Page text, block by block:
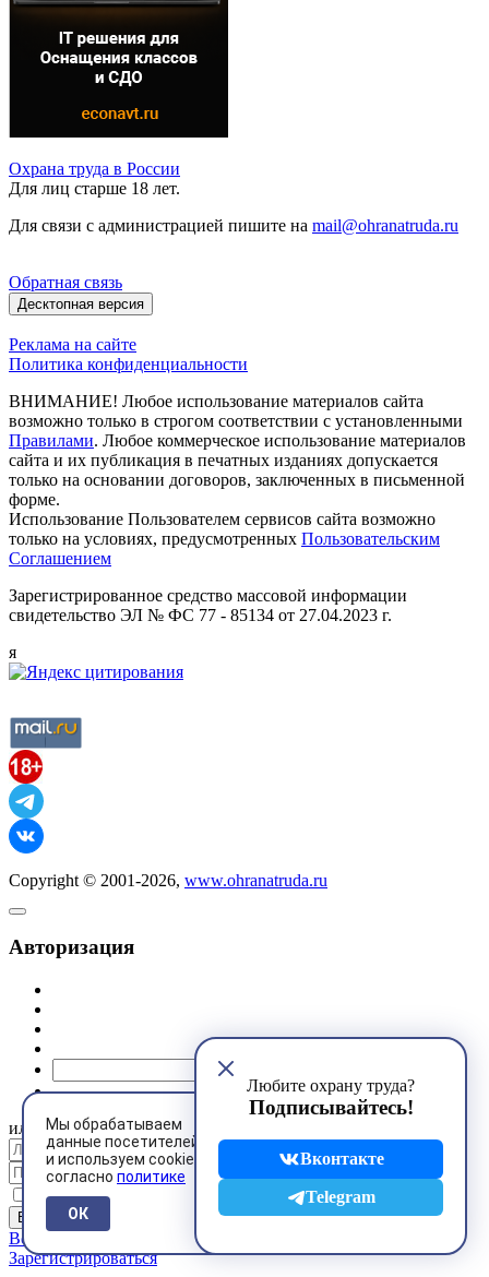
Мы обрабатываем
данные посетителей
и используем cookies
согласно политике
ОК
Любите охрану труда?
Подписывайтесь!
Вконтакте
Telegram
Охрана труда в России
Для лиц старше 18 лет.
Для связи с администрацией пишите на mail@ohranatruda.ru
Обратная связь
Десктопная версия
Реклама на сайте
Политика конфиденциальности
ВНИМАНИЕ! Любое использование материалов сайта
возможно только в строгом соответствии с установленными
Правилами. Любое коммерческое использование материалов
сайта и их публикация в печатных изданиях допускается
только на основании договоров, заключенных в письменной
форме.
Использование Пользователем сервисов сайта возможно
только на условиях, предусмотренных Пользовательским
Соглашением
Зарегистрированное средство массовой информации
свидетельство ЭЛ № ФС 77 - 85134 от 27.04.2023 г.
я
Copyright © 2001-2026, www.ohranatruda.ru
Авторизация
или
Запомнить меня
Восстановить пароль
Зарегистрироваться